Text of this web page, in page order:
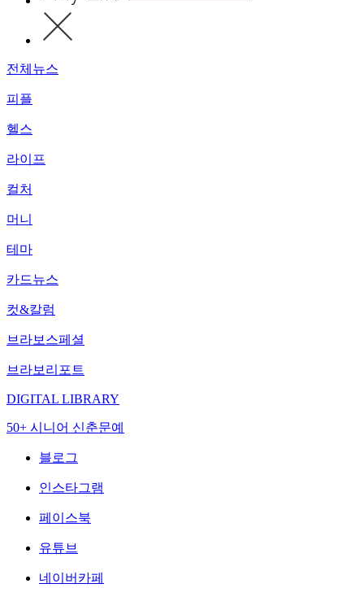
전체뉴스
피플
헬스
라이프
컬처
머니
테마
카드뉴스
컷&칼럼
브라보스페셜
브라보리포트
DIGITAL LIBRARY
50+ 시니어 신춘문예
블로그
인스타그램
페이스북
유튜브
네이버카페